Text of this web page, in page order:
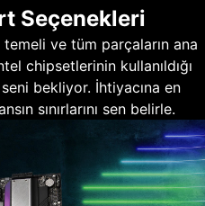
Seçenekleri
ve tüm parçaların ana
chipsetlerinin kullanıldığı
bekliyor. İhtiyacına en
sınırlarını sen belirle.